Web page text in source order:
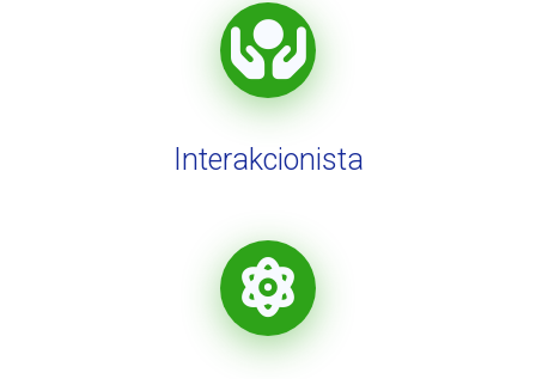
Interakcionista